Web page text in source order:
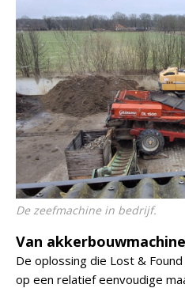
De zeefmachine in bedrijf.
Van
De oplossing die Lost &
op een relatief eenvoudige